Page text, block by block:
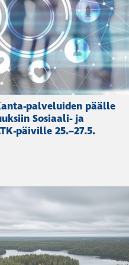
palveluiden päälle
Sosiaali- ja
päiville 25.–27.5.